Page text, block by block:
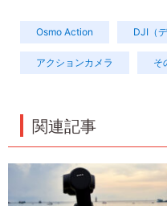
Osmo Action DJI（
アクションカメラ そ
関連記事